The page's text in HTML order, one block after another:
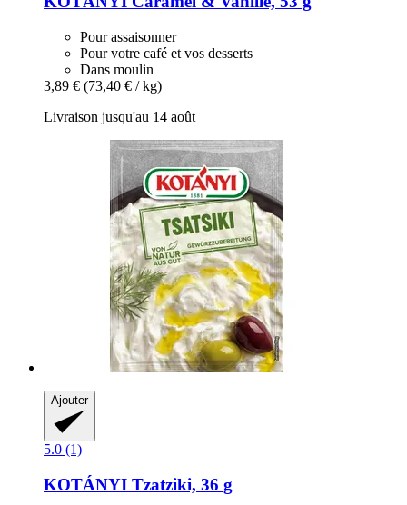
Pour assaisonner
Pour votre café et vos desserts
Dans moulin
3,89 € (73,40 € / kg)
Livraison jusqu'au 14 août
Ajouter
5.0 (1)
KOTÁNYI Tzatziki, 36 g